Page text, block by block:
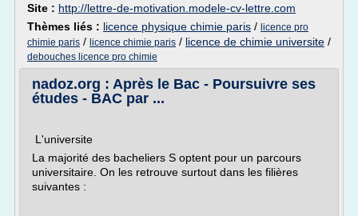
Site : http://lettre-de-motivation.modele-cv-lettre.com
Thèmes liés : licence physique chimie paris / licence pro
chimie paris / licence chimie paris / licence de chimie universite /
debouches licence pro chimie
nadoz.org : Après le Bac - Poursuivre ses
études - BAC par ...
L'universite
La majorité des bacheliers S optent pour un parcours
universitaire. On les retrouve surtout dans les filières
suivantes :